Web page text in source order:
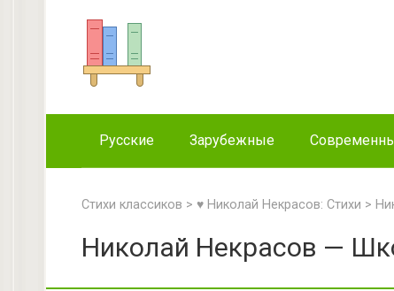
Русские Зарубежные
Стихи классиков > ♥ Николай Некрасов: Стихи >
Николай Некрасов —